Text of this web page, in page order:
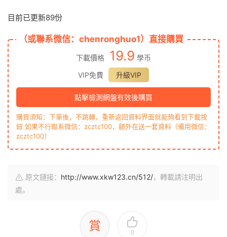
目前已更新89份
（或聯系微信：chenronghuo1）直接購買
下載價格 19.9 學币
VIP免費
升級VIP
點擊檢測網盤有效後購買
購買須知：下單後，不跳轉，重新返回資料界面就能夠看到下載按
鈕 如果不行聯系微信：zcztc100，額外在送一套資料（備用微信：
zcztc100）
原文鏈接： http://www.xkw123.cn/512/，轉載請注明出
處。
賞 0